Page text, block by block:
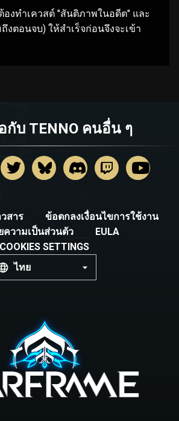
งทำเควสต์ "สันติภาพในอดีต" และ
ถึงตอนจบ) ให้สำเร็จก่อนจึงจะเข้า
กับ TENNO คนอื่น ๆ
สาร
ข้อตกลงเงื่อนไขการใช้งาน
ความเป็นส่วนตัว
EULA
COOKIES SETTINGS
ไทย